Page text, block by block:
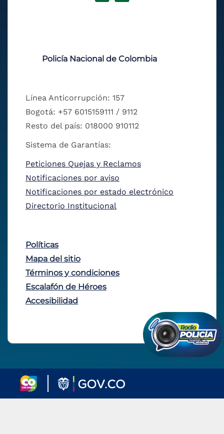
Policía Nacional de Colombia
Línea Anticorrupción: 157
Bogotá: +57 6015159111 / 9112
Resto del país: 018000 910112
Sistema de Garantías:
Peticiones Quejas y Reclamos
Notificaciones por aviso
Notificaciones por estado electrónico
Directorio Institucional
Políticas
Mapa del sitio
Términos y condiciones
Escalafón de Héroes
Accesibilidad